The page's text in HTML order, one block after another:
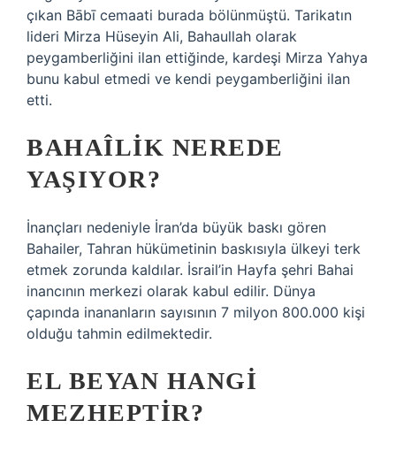
çıkan Bābī cemaati burada bölünmüştü. Tarikatın
lideri Mirza Hüseyin Ali, Bahaullah olarak
peygamberliğini ilan ettiğinde, kardeşi Mirza Yahya
bunu kabul etmedi ve kendi peygamberliğini ilan
etti.
BAHAÎLIK NEREDE
YAŞIYOR?
İnançları nedeniyle İran’da büyük baskı gören
Bahailer, Tahran hükümetinin baskısıyla ülkeyi terk
etmek zorunda kaldılar. İsrail’in Hayfa şehri Bahai
inancının merkezi olarak kabul edilir. Dünya
çapında inananların sayısının 7 milyon 800.000 kişi
olduğu tahmin edilmektedir.
EL BEYAN HANGI
MEZHEPTIR?